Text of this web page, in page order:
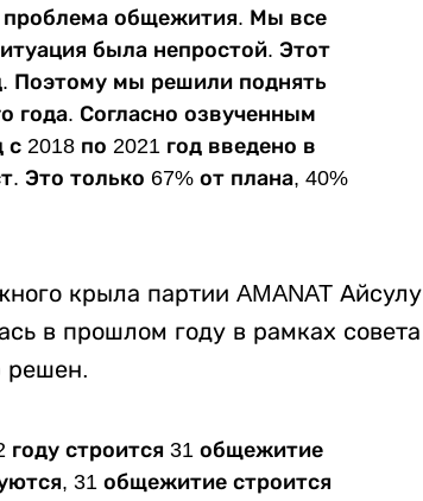
проблема общежития. Мы все
была непростой. Этот
Поэтому мы решили поднять
года. Согласно озвученным
2018 по 2021 год введено в
Это только 67% от плана, 40%
крыла партии AMANAT Айсулу
в прошлом году в рамках совета
решен.
строится 31 общежитие
31 общежитие строится